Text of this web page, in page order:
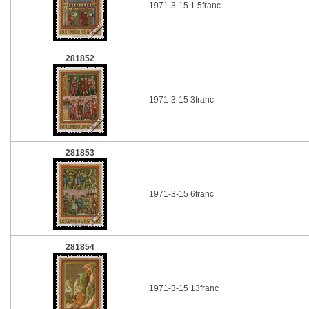
1971-3-15 1.5franc
281852
1971-3-15 3franc
281853
1971-3-15 6franc
281854
1971-3-15 13franc